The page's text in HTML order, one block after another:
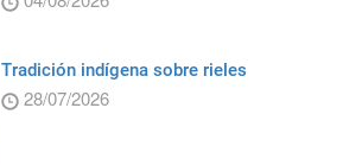
Tradición indígena sobre rieles
28/07/2026